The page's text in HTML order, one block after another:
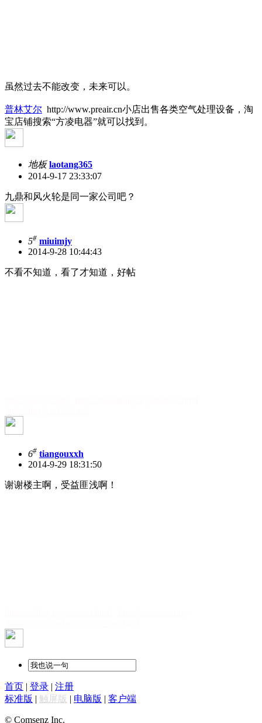
虽然过去不能改变，未来可以。
普林艾尔 http://www.preair.cn小店出售各类空气处理设备，淘
宝店铺搜索“方凌电器”就可以找到。
地板 laotang365
2014-9-17 23:33:07
九鼎和风火轮是同一家公司吧？
5# miuimjy
2014-9-28 10:44:43
不看不知道，看了才知道，好帖
6# tiangouxxh
2014-9-29 18:31:50
谢谢楼主啊，受益匪浅啊！
首页 登录
注册
标准版
触屏版 电脑版 客户端
© Comsenz Inc.